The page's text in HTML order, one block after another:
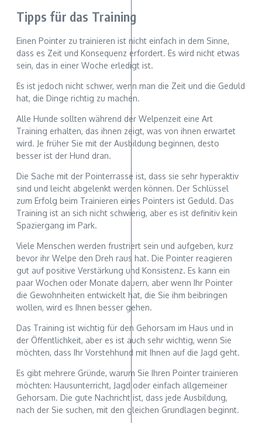
Tipps für das Training
Einen Pointer zu trainieren ist nicht einfach in dem Sinne,
dass es Zeit und Konsequenz erfordert. Es wird nicht etwas
sein, das in einer Woche erledigt ist.
Es ist jedoch nicht schwer, wenn man die Zeit und die Geduld
hat, die Dinge richtig zu machen.
Alle Hunde sollten während der Welpenzeit eine Art
Training erhalten, das ihnen zeigt, was von ihnen erwartet
wird. Je früher Sie mit der Ausbildung beginnen, desto
besser ist der Hund dran.
Die Sache mit der Pointerrasse ist, dass sie sehr hyperaktiv
sind und leicht abgelenkt werden können. Der Schlüssel
zum Erfolg beim Trainieren eines Pointers ist Geduld. Das
Training ist an sich nicht schwierig, aber es ist definitiv kein
Spaziergang im Park.
Viele Menschen werden frustriert sein und aufgeben, kurz
bevor ihr Welpe den Dreh raus hat. Die Pointer reagieren
gut auf positive Verstärkung und Konsistenz. Es kann ein
paar Wochen oder Monate dauern, aber wenn Ihr Pointer
die Gewohnheiten entwickelt hat, die Sie ihm beibringen
wollen, wird es Ihnen besser gehen.
Das Training ist wichtig für den Gehorsam im Haus und in
der Öffentlichkeit, aber es ist auch sehr wichtig, wenn Sie
möchten, dass Ihr Vorstehhund mit Ihnen auf die Jagd geht.
Es gibt mehrere Gründe, warum Sie Ihren Pointer trainieren
möchten: Hausunterricht, Jagd oder einfach allgemeiner
Gehorsam. Die gute Nachricht ist, dass jede Ausbildung,
nach der Sie suchen, mit den gleichen Grundlagen beginnt.